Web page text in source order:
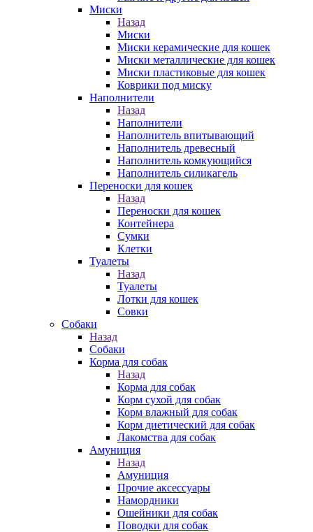
Миски
Назад
Миски
Миски керамические для кошек
Миски металлические для кошек
Миски пластиковые для кошек
Коврики под миску
Наполнители
Назад
Наполнители
Наполнитель впитывающий
Наполнитель древесный
Наполнитель комкующийся
Наполнитель силикагель
Переноски для кошек
Назад
Переноски для кошек
Контейнера
Сумки
Клетки
Туалеты
Назад
Туалеты
Лотки для кошек
Совки
Собаки
Назад
Собаки
Корма для собак
Назад
Корма для собак
Корм сухой для собак
Корм влажный для собак
Корм диетический для собак
Лакомства для собак
Амуниция
Назад
Амуниция
Прочие аксессуары
Намордники
Ошейники для собак
Поводки для собак